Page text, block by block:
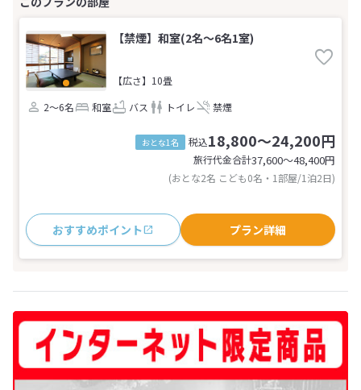
【禁煙】和室(2名～6名1室)
【広さ】10畳
2～6名
和室 バス トイレ 禁煙
おとな1名 税込18,800～24,200円
旅行代金合計37,600〜48,400円
(おとな2名 こども0名・1部屋/1泊2日)
おすすめポイント プラン詳細